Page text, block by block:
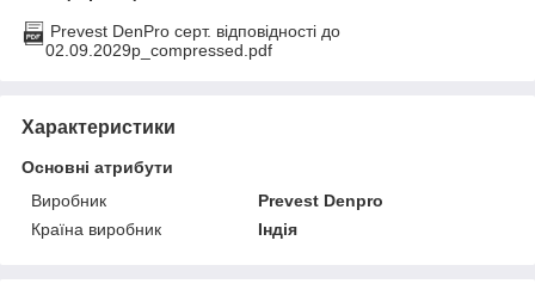
Prevest DenPro серт. відповідності до
02.09.2029р_compressed.pdf
Характеристики
Основні атрибути
Виробник
Prevest Denpro
Країна виробник
Індія